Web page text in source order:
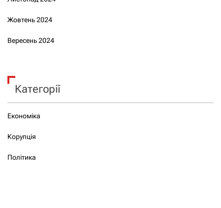
Жовтень 2024
Вересень 2024
Категорії
Економіка
Корупція
Політика